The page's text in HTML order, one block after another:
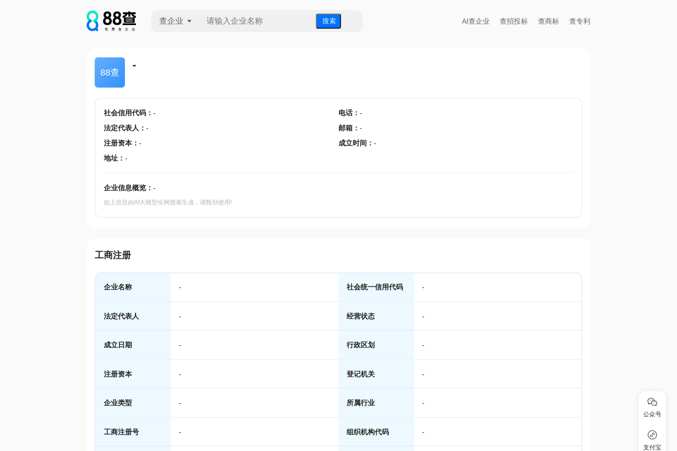
查企业 搜 索 AI查企业 查招投标 查商标 查专利
88查
-
社会信用代码： - 电话： -
法定代表人 ： - 邮箱 ： -
注册资本： - 成立时间 ： -
地址： -
企业信息概览： -
如上信息由AI大模型全网搜索生成，请甄别使用!
工商注册
企业名称 - 社会统一信用代码 -
法定代表人 - 经营状态 -
成立日期 - 行政区划 -
注册资本 - 登记机关 -
企业类型 - 所属行业 -
工商注册号 - 组织机构代码 -
公众号
支付宝